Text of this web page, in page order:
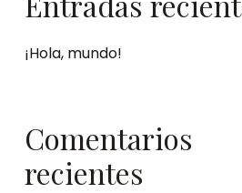
¡Hola, mundo!
Comentarios
recientes